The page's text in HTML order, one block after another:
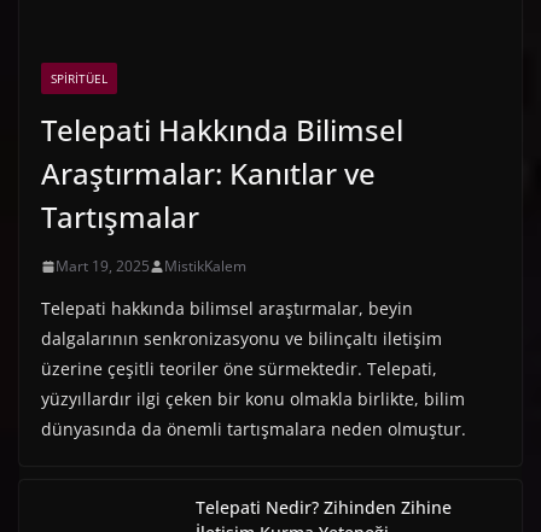
SPIRITÜEL
Telepati Hakkında Bilimsel
Araştırmalar: Kanıtlar ve
Tartışmalar
Mart 19, 2025 MistikKalem
Telepati hakkında bilimsel araştırmalar, beyin
dalgalarının senkronizasyonu ve bilinçaltı iletişim
üzerine çeşitli teoriler öne sürmektedir. Telepati,
yüzyıllardır ilgi çeken bir konu olmakla birlikte, bilim
dünyasında da önemli tartışmalara neden olmuştur.
Telepati Nedir? Zihinden Zihine